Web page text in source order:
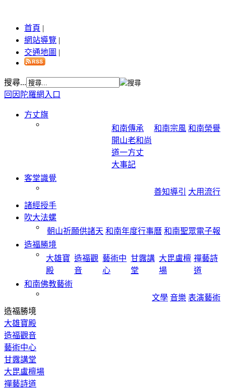
首頁 |
網站導覽 |
交通地圖 |
搜尋...
回因陀羅網入口
方丈旗
和南傳承
開山老和尚
道一方丈
大事記
和南宗風 和南榮譽
客堂識覺
善知導引
大用流行
諸經授手
吹大法螺
朝山祈願供諸天 和南年度行事曆 和南聖眾電子報
造福勝境
大雄寶
殿
造福觀
音
藝術中
心
甘露講
堂
大毘盧檀
場
禪藝詩
道
和南佛教藝術
文學 音樂 表演藝術
造福勝境
大雄寶殿
造福觀音
藝術中心
甘露講堂
大毘盧檀場
禪藝詩道